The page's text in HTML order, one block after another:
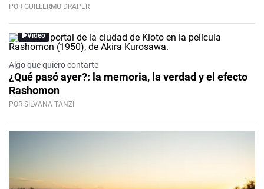
POR GUILLERMO DRAPER
Video
Algo que quiero contarte
¿Qué pasó ayer?: la memoria, la verdad y el efecto
Rashomon
POR SILVANA TANZI